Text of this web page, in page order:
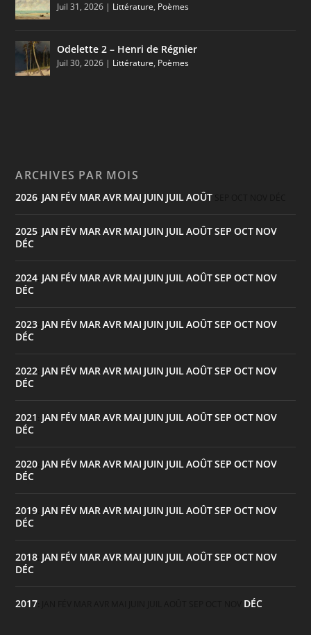
Juil 31, 2026 | Littérature, Poèmes
Odelette 2 – Henri de Régnier
Juil 30, 2026 | Littérature, Poèmes
ARCHIVES PAR MOIS
2026 JAN FÉV MARAVR MAI JUIN JUILAOÛT
2025 JAN FÉV MARAVR MAI JUIN JUILAOÛTSEP OCT NOV
DÉC
2024 JAN FÉV MARAVR MAI JUIN JUILAOÛTSEP OCT NOV
DÉC
2023 JAN FÉV MARAVR MAI JUIN JUILAOÛTSEP OCT NOV
DÉC
2022 JAN FÉV MARAVR MAI JUIN JUILAOÛTSEP OCT NOV
DÉC
2021 JAN FÉV MARAVR MAI JUIN JUILAOÛTSEP OCT NOV
DÉC
2020 JAN FÉV MARAVR MAI JUIN JUILAOÛTSEP OCT NOV
DÉC
2019 JAN FÉV MARAVR MAI JUIN JUILAOÛTSEP OCT NOV
DÉC
2018 JAN FÉV MARAVR MAI JUIN JUILAOÛTSEP OCT NOV
DÉC
2017 DÉC